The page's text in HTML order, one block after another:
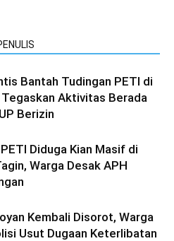
Bantah Tudingan PETI di
Tegaskan Aktivitas Berada
Berizin
Diduga Kian Masif di
Warga Desak APH
Kembali Disorot, Warga
Usut Dugaan Keterlibatan